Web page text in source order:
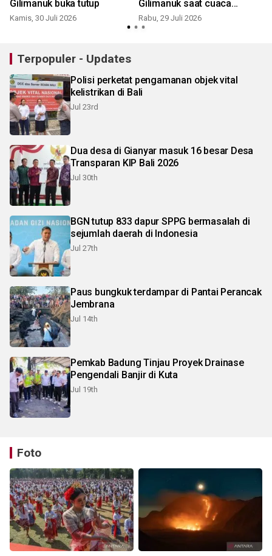
Gilimanuk buka tutup
Kamis, 30 Juli 2026
Gilimanuk saat cuaca
ekstrem
Rabu, 29 Juli 2026
Terpopuler - Updates
Polisi perketat pengamanan objek vital
kelistrikan di Bali
Jul 23rd
Dua desa di Gianyar masuk 16 besar Desa
Transparan KIP Bali 2026
Jul 30th
BGN tutup 833 dapur SPPG bermasalah di
sejumlah daerah di Indonesia
Jul 27th
Paus bungkuk terdampar di Pantai Perancak
Jembrana
Jul 14th
Pemkab Badung Tinjau Proyek Drainase
Pengendali Banjir di Kuta
Jul 19th
Foto